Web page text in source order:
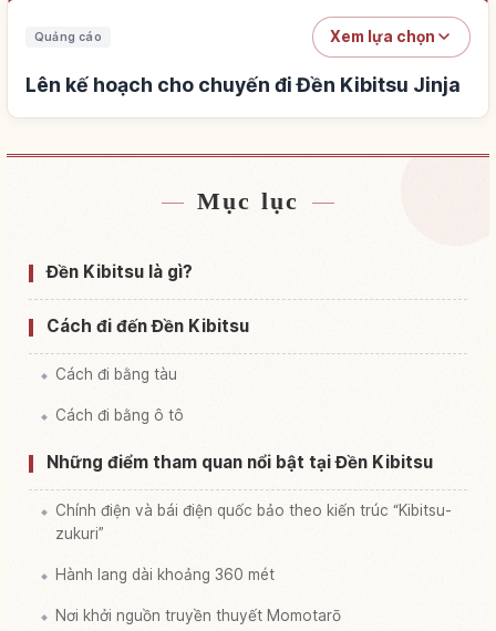
Quảng cáo Xem lựa chọn
Lên kế hoạch cho chuyến đi Đền Kibitsu Jinja
Tìm chỗ ở gần Đền Kibitsu Jinja
Tìm trải nghiệm tại Đền Kibitsu Jinja
Mục lục
Đền Kibitsu là gì?
Cách đi đến Đền Kibitsu
Cách đi bằng tàu
Cách đi bằng ô tô
Những điểm tham quan nổi bật tại Đền Kibitsu
Chính điện và bái điện quốc bảo theo kiến trúc “Kibitsu-
zukuri”
Hành lang dài khoảng 360 mét
Nơi khởi nguồn truyền thuyết Momotarō